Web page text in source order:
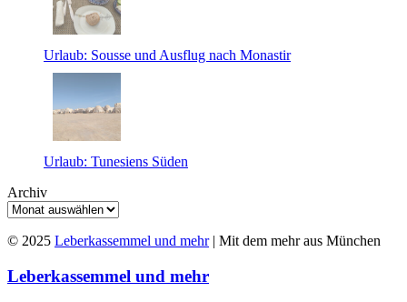
Urlaub: Sousse und Ausflug nach Monastir
Urlaub: Tunesiens Süden
Archiv
© 2025 Leberkassemmel und mehr| Mit dem mehr aus München
Leberkassemmel und mehr